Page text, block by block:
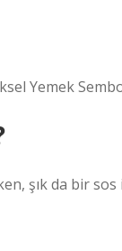
Yemek
şık da bir sos